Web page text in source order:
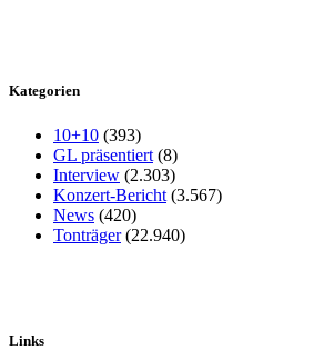
Kategorien
10+10 (393)
GL präsentiert (8)
Interview (2.303)
Konzert-Bericht (3.567)
News (420)
Tonträger(22.940)
Links